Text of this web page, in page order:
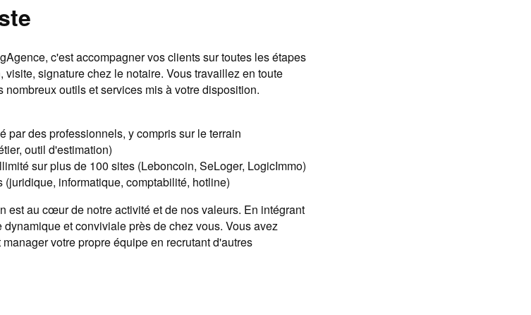
c'est accompagner vos clients sur toutes les étapes
signature chez le notaire. Vous travaillez en toute
outils et services mis à votre disposition.
par des professionnels, y compris sur le terrain
outil d'estimation)
sur plus de 100 sites (Leboncoin, SeLoger, LogicImmo)
informatique, comptabilité, hotline)
est au cœur de notre activité et de nos valeurs. En intégrant
et conviviale près de chez vous. Vous avez
votre propre équipe en recrutant d'autres